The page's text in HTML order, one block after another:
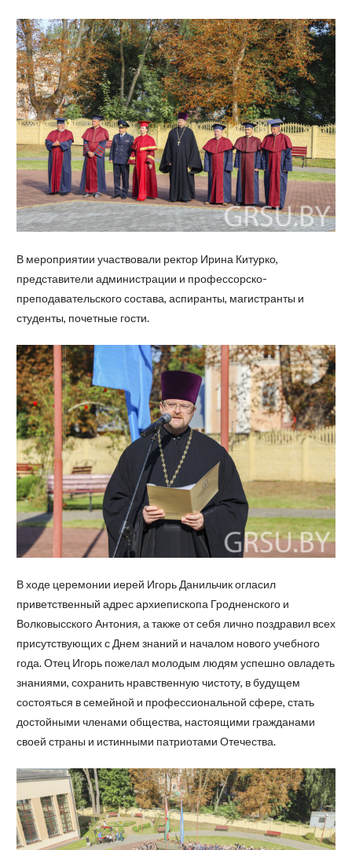
В мероприятии участвовали ректор Ирина Китурко,
представители администрации и профессорско-
преподавательского состава, аспиранты, магистранты и
студенты, почетные гости.
В ходе церемонии иерей Игорь Данильчик огласил
приветственный адрес архиепископа Гродненского и
Волковысского Антония, а также от себя лично поздравил всех
присутствующих с Днем знаний и началом нового учебного
года. Отец Игорь пожелал молодым людям успешно овладеть
знаниями, сохранить нравственную чистоту, в будущем
состояться в семейной и профессиональной сфере, стать
достойными членами общества, настоящими гражданами
своей страны и истинными патриотами Отечества.